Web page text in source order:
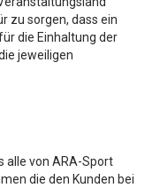
zu sorgen, dass ein
die Einhaltung der
jeweiligen
alle von ARA-Sport
die den Kunden bei